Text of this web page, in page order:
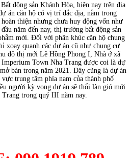
động sản Khánh Hòa, hiện nay trên địa
án căn hộ có vị trí đắc địa, nằm trong
thiện nhưng chưa huy động vốn như
năm đến nay, thị trường bất động sản
mới. Đối với phân khúc căn hộ chung
xoay quanh các dự án cũ như chung cư
đô thị mới Lê Hồng Phong I, Nhà ở xã
Town Nha Trang được coi là dự
bán trong năm 2021. Đây cũng là dự án
trung tâm phía nam của thành phố
người kỳ vọng dự án sẽ thổi làn gió mới
trong quý III năm nay.